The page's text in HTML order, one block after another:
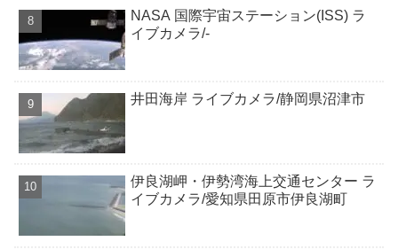
NASA 国際宇宙ステーション(ISS) ラ
イブカメラ/-
井田海岸 ライブカメラ/静岡県沼津市
伊良湖岬・伊勢湾海上交通センター ラ
イブカメラ/愛知県田原市伊良湖町